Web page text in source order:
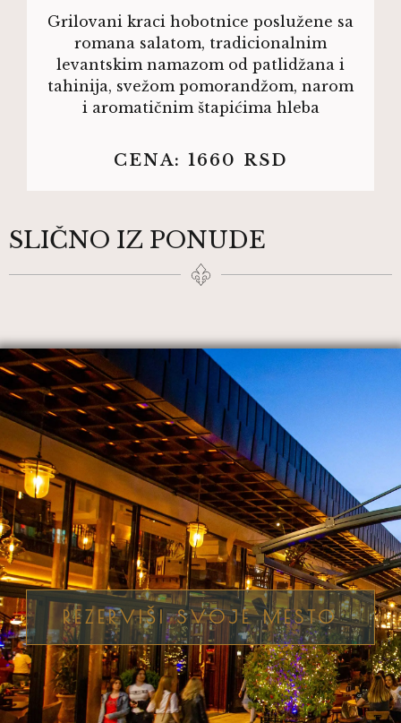
Grilovani kraci hobotnice poslužene sa
romana salatom, tradicionalnim
levantskim namazom od patlidžana i
tahinija, svežom pomorandžom, narom
i aromatičnim štapićima hleba
CENA: 1660 RSD
SLIČNO IZ PONUDE
REZERVIŠI SVOJE MESTO